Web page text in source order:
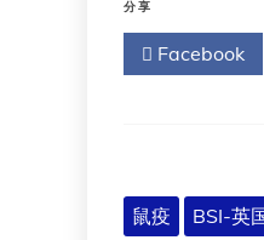
核
病
分享
Facebook
鼠疫 BSI-英